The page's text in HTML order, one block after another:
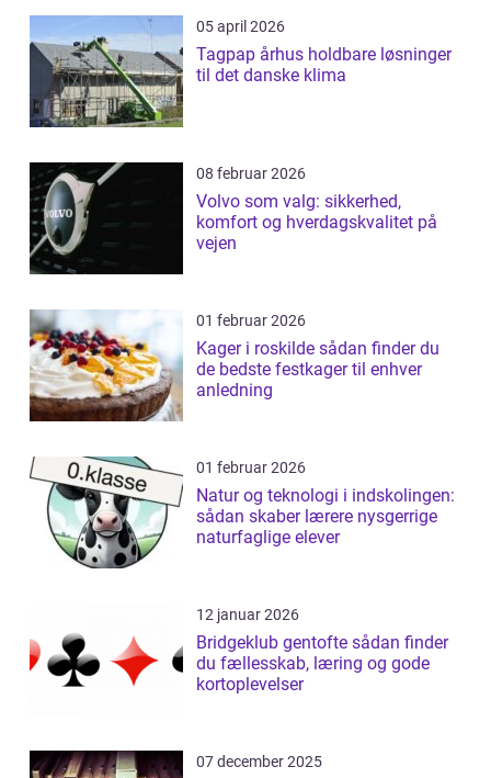
05 april 2026
Tagpap århus holdbare løsninger
til det danske klima
08 februar 2026
Volvo som valg: sikkerhed,
komfort og hverdagskvalitet på
vejen
01 februar 2026
Kager i roskilde sådan finder du
de bedste festkager til enhver
anledning
01 februar 2026
Natur og teknologi i indskolingen:
sådan skaber lærere nysgerrige
naturfaglige elever
12 januar 2026
Bridgeklub gentofte sådan finder
du fællesskab, læring og gode
kortoplevelser
07 december 2025